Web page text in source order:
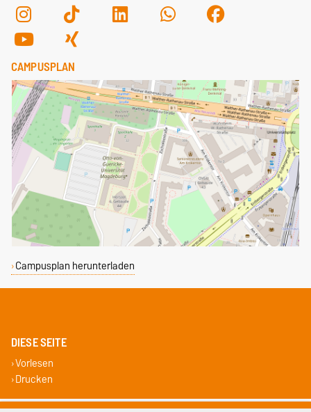
CAMPUSPLAN
Campusplan herunterladen
DIESE SEITE
Vorlesen
Drucken